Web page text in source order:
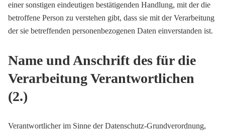
einer sonstigen eindeutigen bestätigenden Handlung, mit der die
betroffene Person zu verstehen gibt, dass sie mit der Verarbeitung
der sie betreffenden personenbezogenen Daten einverstanden ist.
Name und Anschrift des für die
Verarbeitung Verantwortlichen
(2.)
Verantwortlicher im Sinne der Datenschutz-Grundverordnung,